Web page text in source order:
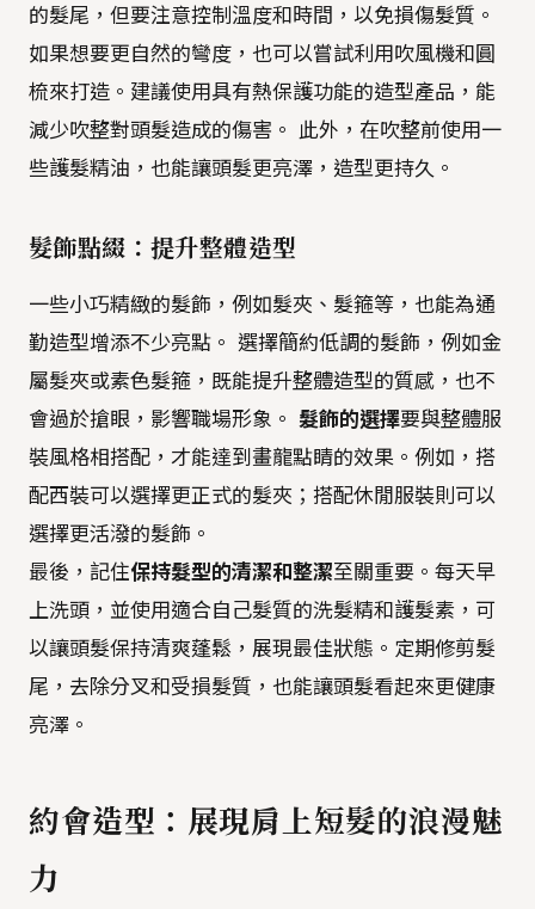
的髮尾，但要注意控制溫度和時間，以免損傷髮質。
如果想要更自然的彎度，也可以嘗試利用吹風機和圓
梳來打造。建議使用具有熱保護功能的造型產品，能
減少吹整對頭髮造成的傷害。 此外，在吹整前使用一
些護髮精油，也能讓頭髮更亮澤，造型更持久。
髮飾點綴：提升整體造型
一些小巧精緻的髮飾，例如髮夾、髮箍等，也能為通
勤造型增添不少亮點。 選擇簡約低調的髮飾，例如金
屬髮夾或素色髮箍，既能提升整體造型的質感，也不
會過於搶眼，影響職場形象。 髮飾的選擇要與整體服
裝風格相搭配，才能達到畫龍點睛的效果。例如，搭
配西裝可以選擇更正式的髮夾；搭配休閒服裝則可以
選擇更活潑的髮飾。
最後，記住保持髮型的清潔和整潔至關重要。每天早
上洗頭，並使用適合自己髮質的洗髮精和護髮素，可
以讓頭髮保持清爽蓬鬆，展現最佳狀態。定期修剪髮
尾，去除分叉和受損髮質，也能讓頭髮看起來更健康
亮澤。
約會造型：展現肩上短髮的浪漫魅
力